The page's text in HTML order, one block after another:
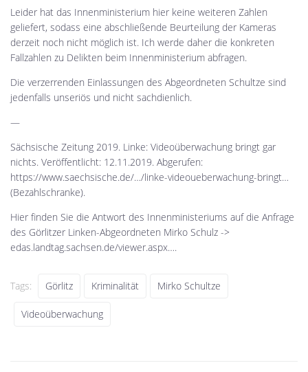
Leider hat das Innenministerium hier keine weiteren Zahlen
geliefert, sodass eine abschließende Beurteilung der Kameras
derzeit noch nicht möglich ist. Ich werde daher die konkreten
Fallzahlen zu Delikten beim Innenministerium abfragen.
Die verzerrenden Einlassungen des Abgeordneten Schultze sind
jedenfalls unseriös und nicht sachdienlich.
—
Sächsische Zeitung 2019. Linke: Videoüberwachung bringt gar
nichts. Veröffentlicht: 12.11.2019. Abgerufen:
https://www.saechsische.de/…/linke-videoueberwachung-bringt…
(Bezahlschranke).
Hier finden Sie die Antwort des Innenministeriums auf die Anfrage
des Görlitzer Linken-Abgeordneten Mirko Schulz ->
edas.landtag.sachsen.de/viewer.aspx….
Tags: Görlitz Kriminalität Mirko Schultze
Videoüberwachung